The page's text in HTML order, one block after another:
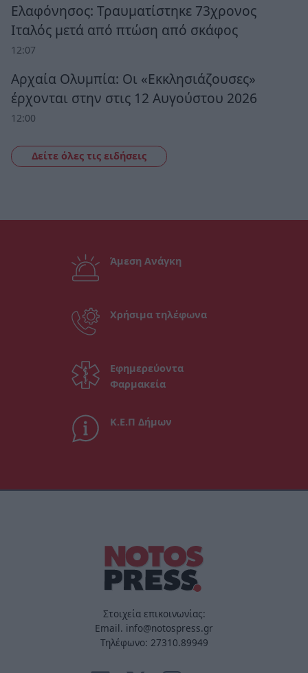
Ελαφόνησος: Τραυματίστηκε 73χρονος
Ιταλός μετά από πτώση από σκάφος
12:07
Αρχαία Ολυμπία: Οι «Εκκλησιάζουσες»
έρχονται στην στις 12 Αυγούστου 2026
12:00
Δείτε όλες τις ειδήσεις
Άμεση Ανάγκη
Χρήσιμα τηλέφωνα
Εφημερεύοντα
Φαρμακεία
Κ.Ε.Π Δήμων
Στοιχεία επικοινωνίας:
Email. info@notospress.gr
Τηλέφωνο: 27310.89949